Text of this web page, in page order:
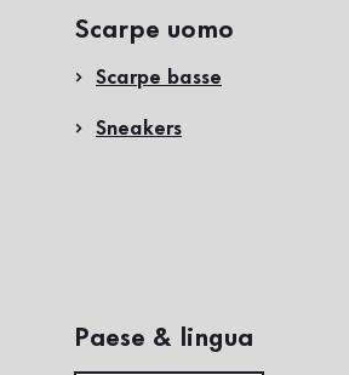
Scarpe uomo
Scarpe basse
Sneakers
Paese & lingua